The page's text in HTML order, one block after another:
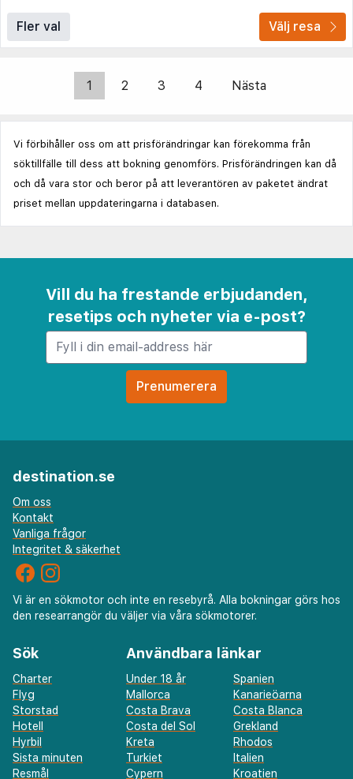
Fler val Välj resa
1 2 3 4 Nästa
Vi förbihåller oss om att prisförändringar kan förekomma från
söktillfälle till dess att bokning genomförs. Prisförändringen kan då
och då vara stor och beror på att leverantören av paketet ändrat
priset mellan uppdateringarna i databasen.
Vill du ha frestande erbjudanden,
resetips och nyheter via e-post?
destination.se
Om oss
Kontakt
Vanliga frågor
Integritet & säkerhet
Vi är en sökmotor och inte en resebyrå. Alla bokningar görs hos
den researrangör du väljer via våra sökmotorer.
Sök
Charter
Flyg
Storstad
Hotell
Hyrbil
Sista minuten
Resmål
Användbara länkar
Under 18 år
Spanien
Mallorca
Kanarieöarna
Costa Brava
Costa Blanca
Costa del Sol
Grekland
Kreta
Rhodos
Turkiet
Italien
Cypern
Kroatien